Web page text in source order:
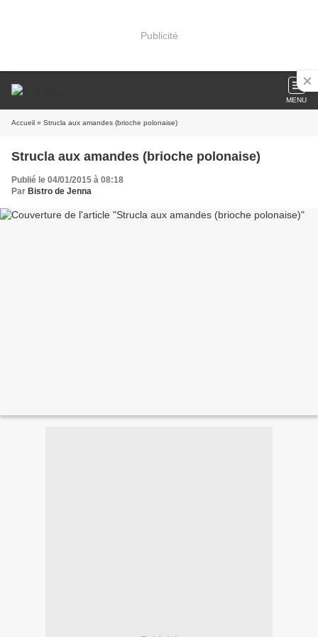
Publicité
MENU
Accueil » Strucla aux amandes (brioche polonaise)
Strucla aux amandes (brioche polonaise)
Publié le 04/01/2015 à 08:18
Par Bistro de Jenna